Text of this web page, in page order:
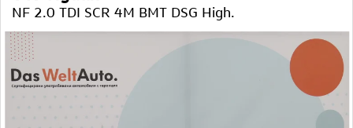
NF 2.0 TDI SCR 4M BMT DSG High.